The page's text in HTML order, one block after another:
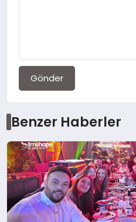
Gönder
Benzer Haberler